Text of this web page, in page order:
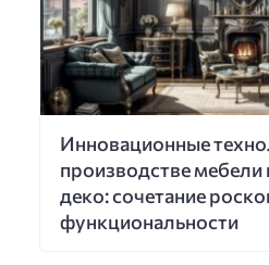
Инновационные
производстве мебели
деко: сочетание
функциональности